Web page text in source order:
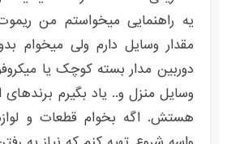
یه راهنمایی میخواستم من
مقدار وسایل دارم ولی میخوام
دوربین مدار بسته کوچک یا
وسایل منزل و.. یاد بگیرم برندهای
هستش. اگه بخوام قطعات و